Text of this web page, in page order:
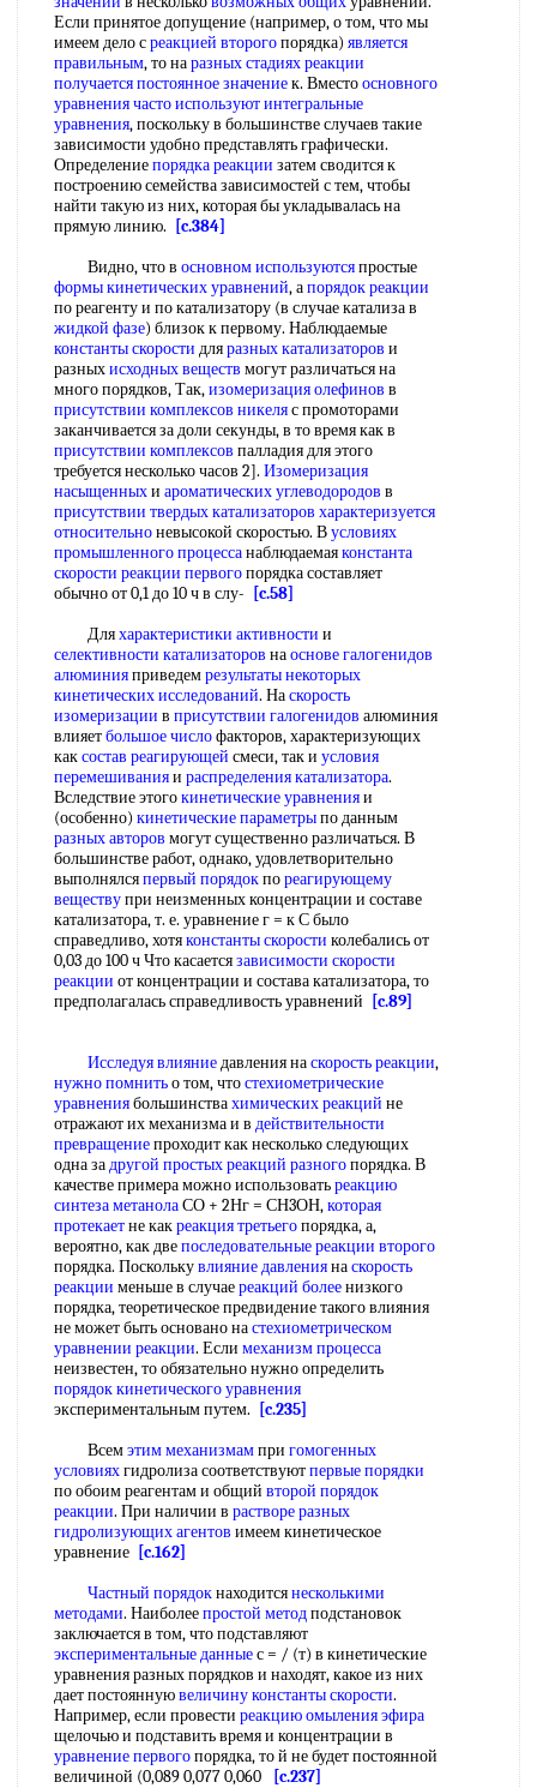
Если принятое допущение (например, о том, что мы
имеем дело среакцией второгопорядка) является
правильным, то наразных стадияхреакции
получаетсяпостоянное значениек. Вместоосновного
уравнениячасто используютинтегральные
уравнения, поскольку в большинстве случаев такие
зависимости удобно представлять графически.
Определениепорядка реакции затем сводится к
построению семейства зависимостей с тем, чтобы
найти такую из них, которая бы укладывалась на
прямую линию.
[c.384]
Видно, что в основном используютсяпростые
формы кинетических уравнений, апорядок реакции
по реагенту и по катализатору (в случае катализа в
жидкой фазе) близок к первому. Наблюдаемые
константы скорости дляразных катализаторов и
разныхисходных веществ могут различаться на
много порядков, Так,изомеризация олефинов в
присутствии комплексов никеляс промоторами
заканчивается за доли секунды, в то время как в
присутствии комплексов палладия для этого
требуется несколько часов 2]. Изомеризация
насыщенныхи ароматических углеводородов в
присутствии твердых катализаторов характеризуется
относительноневысокой скоростью. Вусловиях
промышленного процессанаблюдаемаяконстанта
скорости реакции первогопорядка составляет
обычно от 0,1 до 10 ч в слу-
[c.58]
Дляхарактеристики активности и
селективности катализаторов наоснове галогенидов
алюминияприведемрезультаты некоторых
кинетических исследований. Наскорость
изомеризации в присутствии галогенидов алюминия
влияетбольшое числофакторов, характеризующих
каксостав реагирующей смеси, так и условия
перемешиванияи распределения катализатора.
Вследствие этогокинетические уравненияи
(особенно) кинетические параметрыпо данным
разных авторов могут существенно различаться. В
большинстве работ, однако, удовлетворительно
выполнялсяпервый порядокпореагирующему
веществупри неизменных концентрации и составе
катализатора, т. е. уравнение г = к С было
справедливо, хотяконстанты скорости колебались от
0,03 до 100 ч Что касаетсязависимости скорости
реакции от концентрации и состава катализатора, то
предполагалась справедливость уравнений
[c.89]
Исследуя влияниедавления наскорость реакции,
нужно помнитьо том, чтостехиометрические
уравнениябольшинствахимических реакций не
отражают их механизма и в действительности
превращениепроходит как несколько следующих
одна задругой простыхреакций разногопорядка. В
качестве примера можно использоватьреакцию
синтеза метанолаСО + 2Нг = СН3ОН,которая
протекаетне какреакция третьегопорядка, а,
вероятно, как двепоследовательные реакции второго
порядка. Посколькувлияние давлениянаскорость
реакции меньше в случаереакций болеенизкого
порядка, теоретическое предвидение такого влияния
не может быть основано настехиометрическом
уравнении реакции. Если механизм процесса
неизвестен, то обязательно нужно определить
порядок кинетического уравнения
экспериментальным путем.
[c.235]
Всемэтим механизмампри гомогенных
условияхгидролиза соответствуютпервые порядки
по обоим реагентам и общий второй порядок
реакции. При наличии в растворе разных
гидролизующих агентов имеем кинетическое
уравнение [c.162]
Частный порядокнаходитсянесколькими
методами. Наиболеепростой методподстановок
заключается в том, что подставляют
экспериментальные данныес = / (т) в кинетические
уравнения разных порядков и находят, какое из них
дает постояннуювеличину константы скорости.
Например, если провести реакцию омыления эфира
щелочью и подставить время и концентрации в
уравнение первогопорядка, то й не будет постоянной
величиной (0,089 0,077 0,060
[c.237]